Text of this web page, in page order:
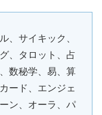
、サイキック、
、タロット、占
数秘学、易、算
ード、エンジェ
ン、オーラ、パ